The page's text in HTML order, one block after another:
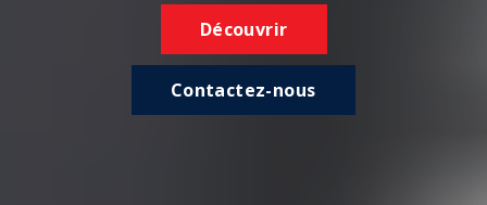
Découvrir
Contactez-nous